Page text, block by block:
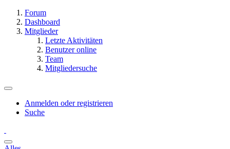
Forum
Dashboard
Mitglieder
Letzte Aktivitäten
Benutzer online
Team
Mitgliedersuche
Anmelden oder registrieren
Suche